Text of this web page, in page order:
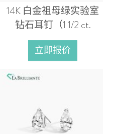
14K 白金祖母绿实验室
钻石耳钉（1 1/2 ct.
立即报价